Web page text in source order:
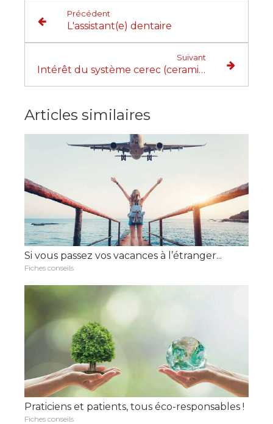
Précédent
L'assistant(e) dentaire
Suivant
Intérêt du système cerec (ceramic reconstruction)
Articles similaires
Si vous passez vos vacances à l’étranger...
Fiches conseils
Praticiens et patients, tous éco-responsables !
Fiches conseils